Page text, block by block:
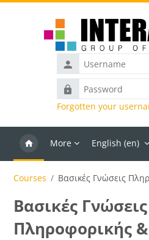
Username
Password
Forgotten your
More English ‎(en)‎
Courses Βασικές Γνώσεις
Βασικές Γνώσεις
Πληροφορικής